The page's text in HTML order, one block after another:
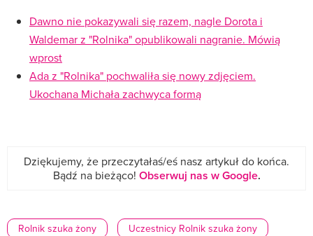
Dawno nie pokazywali się razem, nagle Dorota i
Waldemar z "Rolnika" opublikowali nagranie. Mówią
wprost
Ada z "Rolnika" pochwaliła się nowy zdjęciem.
Ukochana Michała zachwyca formą
Dziękujemy, że przeczytałaś/eś nasz artykuł do końca.
Bądź na bieżąco! Obserwuj nas w Google.
Rolnik szuka żony
Uczestnicy Rolnik szuka żony